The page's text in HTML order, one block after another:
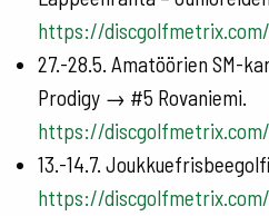
https://discgolfmetrix.com/
27.-28.5. Amatöörien SM-
Prodigy → #5 Rovaniemi.
https://
13.-14.7.
https://discgolfmetrix.com/